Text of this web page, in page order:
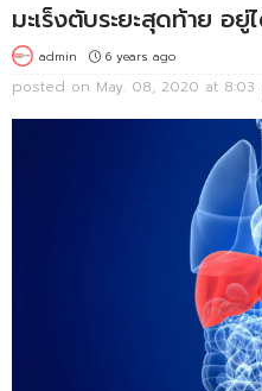
มะเร็งตับระยะสุดท้าย อยู่
admin 6 years ago
posted on May. 08, 2020 at 8:03